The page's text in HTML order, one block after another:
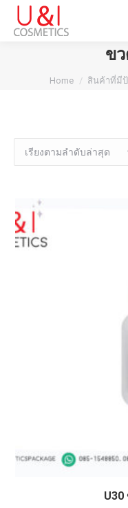
ข
You are here:
Home สินค้าที่มีป้
U30